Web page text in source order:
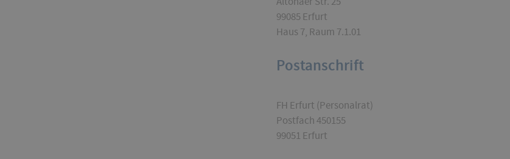
99085 Erfurt
Haus 7, Raum 7.1.01
Postanschrift
FH Erfurt (Personalrat)
Postfach 450155
99051 Erfurt